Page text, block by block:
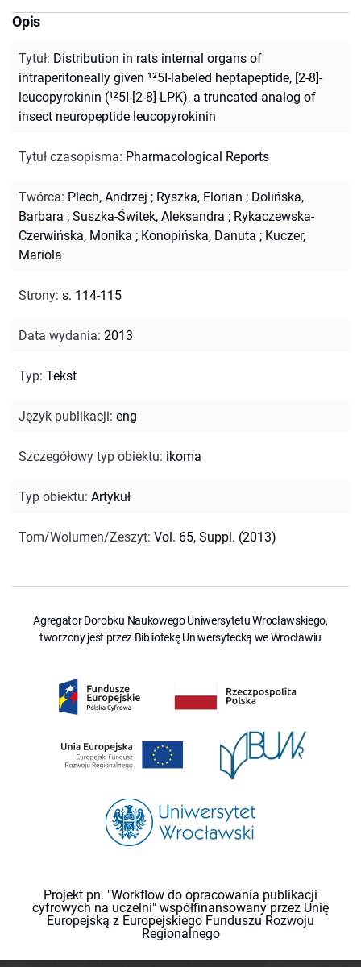
Opis
Tytuł: Distribution in rats internal organs of
intraperitoneally given ¹²5I-labeled heptapeptide, [2-8]-
leucopyrokinin (¹²5I-[2-8]-LPK), a truncated analog of
insect neuropeptide leucopyrokinin
Tytuł czasopisma: Pharmacological Reports
Twórca: Plech, Andrzej ; Ryszka, Florian ; Dolińska,
Barbara ; Suszka-Świtek, Aleksandra ; Rykaczewska-
Czerwińska, Monika ; Konopińska, Danuta ; Kuczer,
Mariola
Strony: s. 114-115
Data wydania: 2013
Typ: Tekst
Język publikacji: eng
Szczegółowy typ obiektu: ikoma
Typ obiektu: Artykuł
Tom/Wolumen/Zeszyt: Vol. 65, Suppl. (2013)
Agregator Dorobku Naukowego Uniwersytetu Wrocławskiego,
tworzony jest przez Bibliotekę Uniwersytecką we Wrocławiu
Projekt pn. "Workflow do opracowania publikacji
cyfrowych na uczelni" współfinansowany przez Unię
Europejską z Europejskiego Funduszu Rozwoju
Regionalnego